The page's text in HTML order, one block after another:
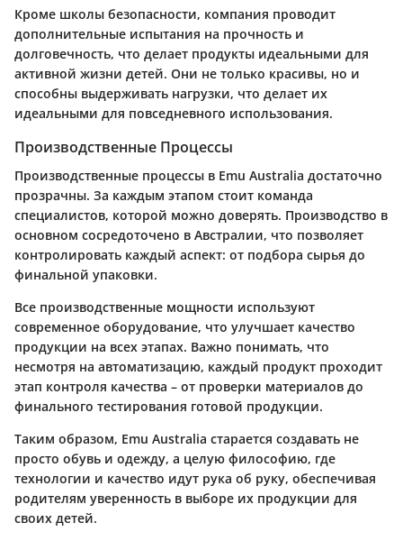
Кроме школы безопасности, компания проводит
дополнительные испытания на прочность и
долговечность, что делает продукты идеальными для
активной жизни детей. Они не только красивы, но и
способны выдерживать нагрузки, что делает их
идеальными для повседневного использования.
Производственные Процессы
Производственные процессы в Emu Australia достаточно
прозрачны. За каждым этапом стоит команда
специалистов, которой можно доверять. Производство в
основном сосредоточено в Австралии, что позволяет
контролировать каждый аспект: от подбора сырья до
финальной упаковки.
Все производственные мощности используют
современное оборудование, что улучшает качество
продукции на всех этапах. Важно понимать, что
несмотря на автоматизацию, каждый продукт проходит
этап контроля качества – от проверки материалов до
финального тестирования готовой продукции.
Таким образом, Emu Australia старается создавать не
просто обувь и одежду, а целую философию, где
технологии и качество идут рука об руку, обеспечивая
родителям уверенность в выборе их продукции для
своих детей.